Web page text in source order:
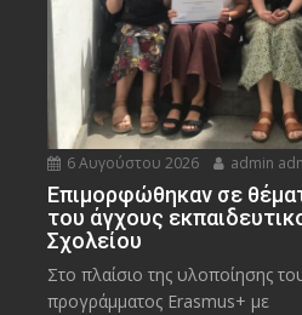
6 Αυγούστου 2026 admin
Eπιμορφώθηκαν σε
του άγχους
Σχολείου
Στο πλαίσιο της υλοποίησης
προγράμματος Erasmus+ με